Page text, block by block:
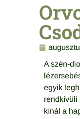
A szén-
egyik
rendkívüli
kínál a